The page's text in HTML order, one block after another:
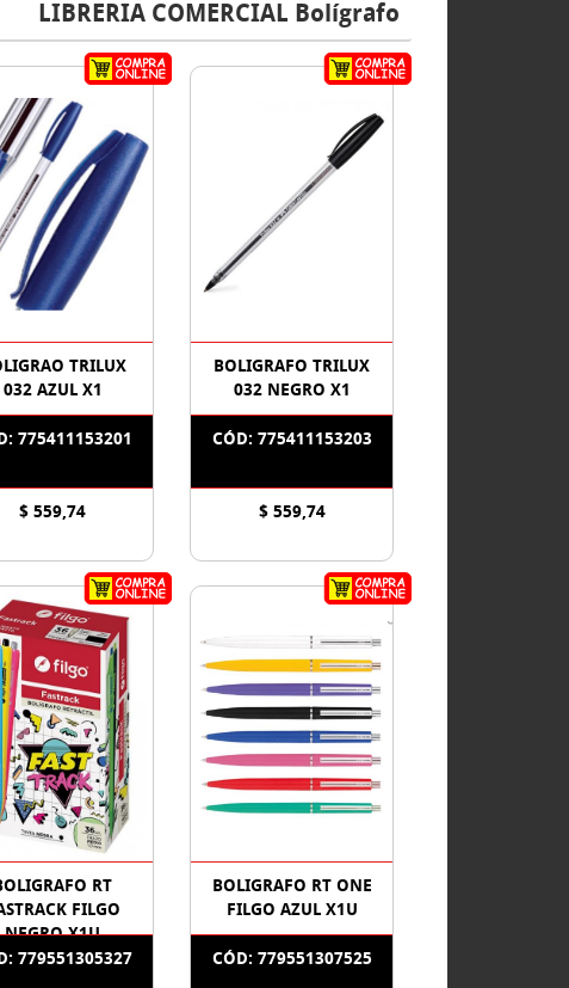
LIBRERIA COMERCIAL Bolígrafo
TRILUX
032 AZUL X1
775411153201
$ 559,74
BOLIGRAFO TRILUX
032 NEGRO X1
CÓD: 775411153203
$ 559,74
RT
FILGO
NEGRO X1U
779551305327
BOLIGRAFO RT ONE
FILGO AZUL X1U
CÓD: 779551307525